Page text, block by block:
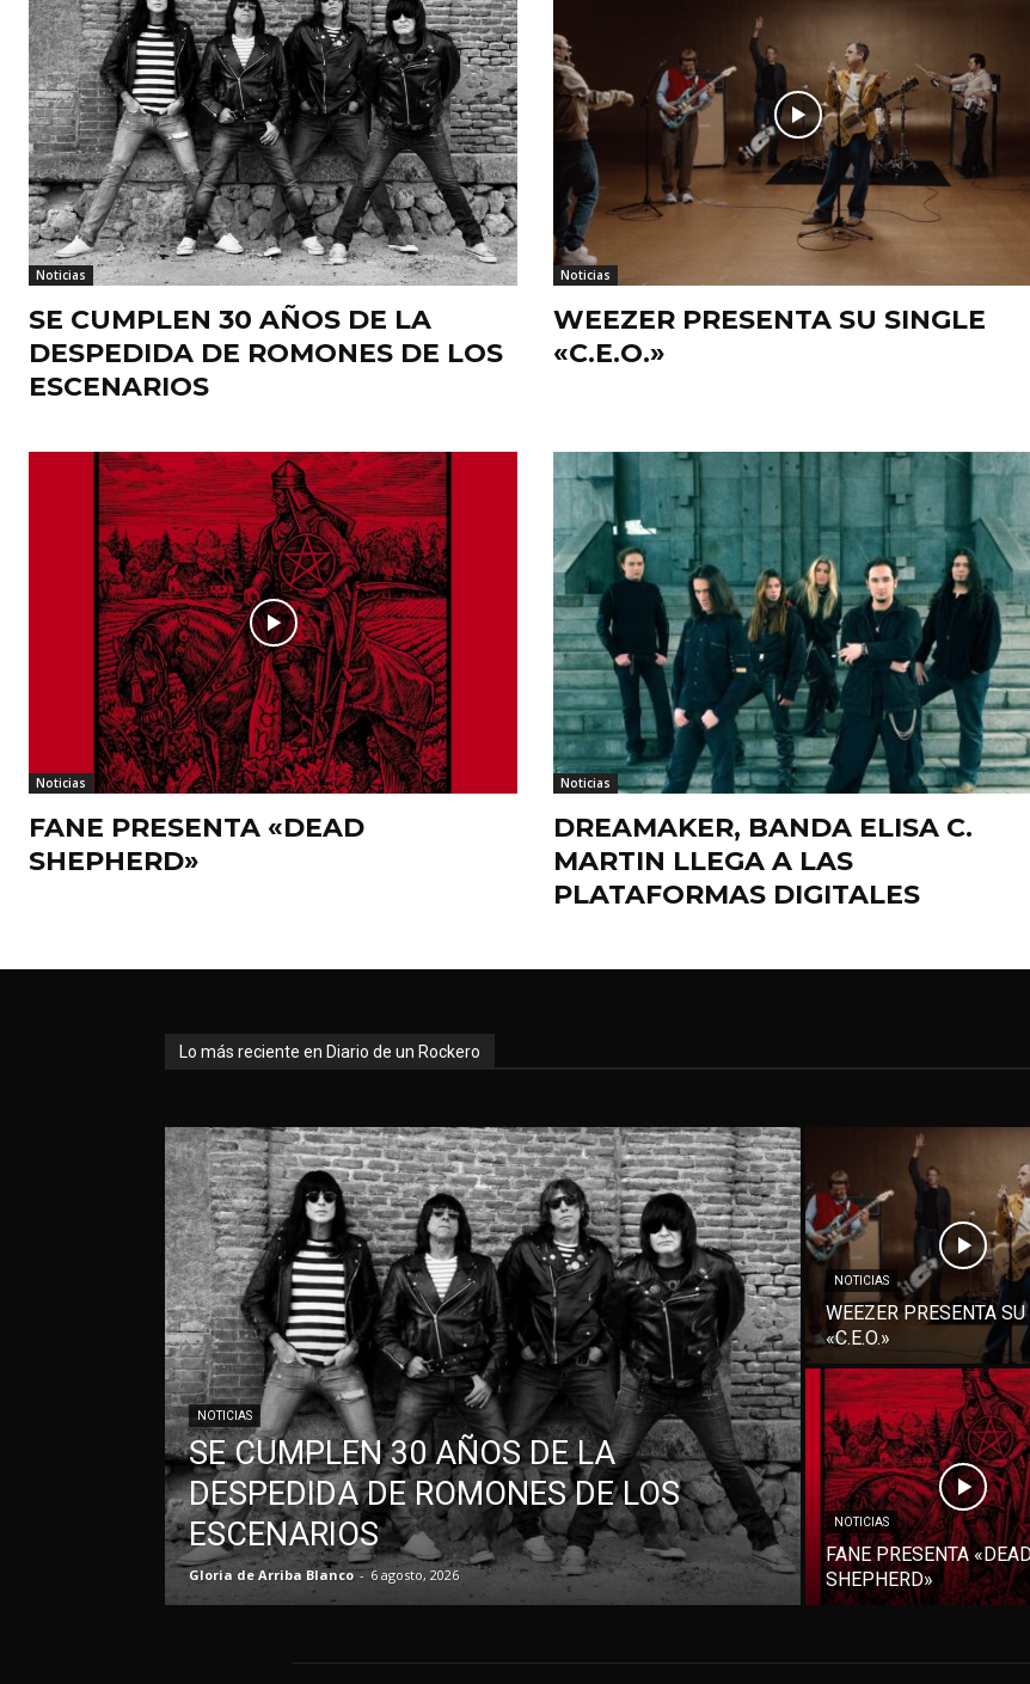
Noticias
SE CUMPLEN 30 AÑOS DE LA
DESPEDIDA DE ROMONES DE LOS
ESCENARIOS
Noticias
WEEZER PRESENTA SU SINGLE
«C.E.O.»
Noticias
FANE PRESENTA «DEAD
SHEPHERD»
Noticias
DREAMAKER, BANDA ELISA C.
MARTIN LLEGA A LAS
PLATAFORMAS DIGITALES
Lo más reciente en Diario de un Rockero
NOTICIAS
SE CUMPLEN 30 AÑOS DE LA
DESPEDIDA DE ROMONES DE LOS
ESCENARIOS
Gloria de Arriba Blanco - 6 agosto, 2026
NOTICIAS
WEEZER PRESENTA
«C.E.O.»
NOTICIAS
FANE PRESENTA
SHEPHERD»